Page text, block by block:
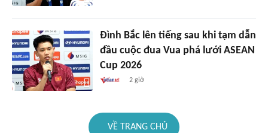
Đình Bắc lên tiếng sau khi tạm dẫn
đầu cuộc đua Vua phá lưới ASEAN
Cup 2026
2 giờ
VỀ TRANG CHỦ